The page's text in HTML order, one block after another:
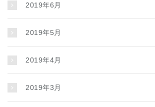
2019年6月
2019年5月
2019年4月
2019年3月